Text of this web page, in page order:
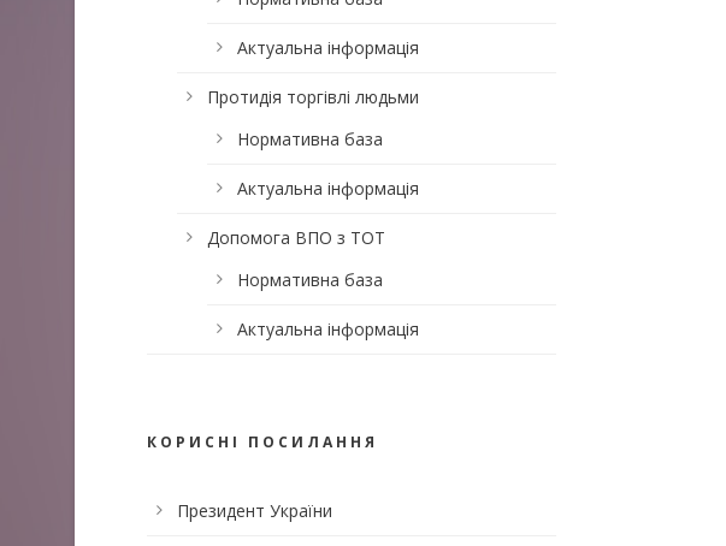
Актуальна інформація
Протидія торгівлі людьми
Нормативна база
Актуальна інформація
Допомога ВПО з ТОТ
Нормативна база
Актуальна інформація
КОРИСНІ ПОСИЛАННЯ
Президент України